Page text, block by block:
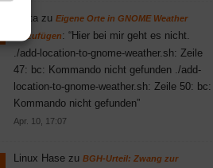
Britta zu Eigene Orte in GNOME Weather
hinzufügen: “Hier bei mir geht es nicht.
./add-location-to-gnome-weather.sh: Zeile
47: bc: Kommando nicht gefunden ./add-
location-to-gnome-weather.sh: Zeile 50: bc:
Kommando nicht gefunden”
Apr. 10, 17:07
Linux Hasezu BGH-Urteil: Zwang zur